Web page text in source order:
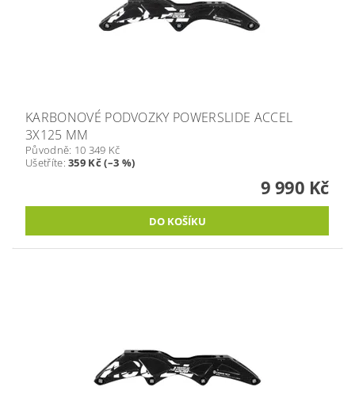
KARBONOVÉ PODVOZKY POWERSLIDE ACCEL
3X125 MM
Původně: 10 349 Kč
Ušetříte:359 Kč (–3 %)
9 990 Kč